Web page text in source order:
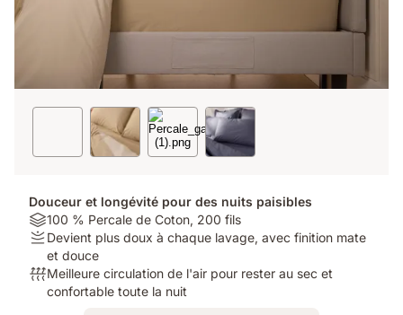
Douceur et longévité pour des nuits paisibles
Material:
100
Percale
100 % Percale de Coton, 200 fils
Firmness:
Devient
plus
doux
Devient plus doux à chaque lavage, avec finition mate
et douce
Respirabilité:
Meilleure
Meilleure circulation de l'air pour rester au sec et
confortable toute la nuit